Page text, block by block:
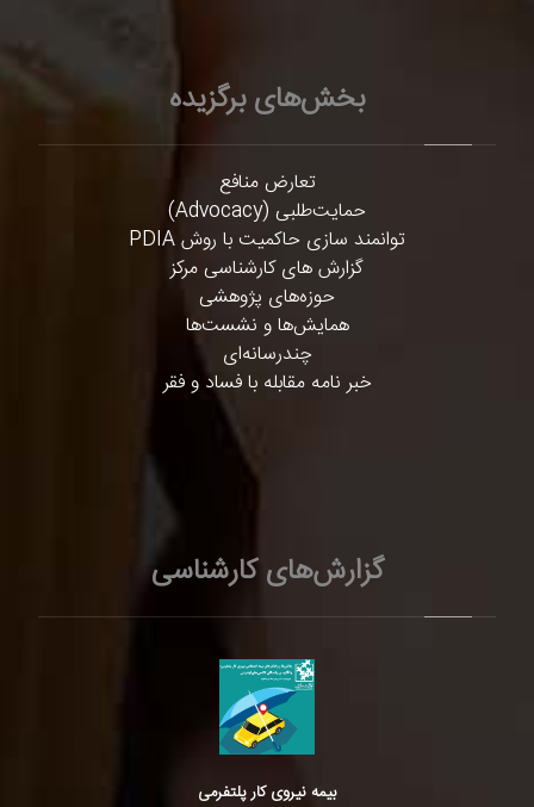
بخش‌های برگزیده
تعارض منافع
حمایت‌طلبی (Advocacy)
توانمند سازی حاکمیت با روش PDIA
گزارش های کارشناسی مرکز
حوزه‌های پژوهشی
همایش‌ها و نشست‌ها
چندرسانه‌ای
خبر نامه مقابله با فساد و فقر
گزارش‌های کارشناسی
بیمه نیروی کار پلتفرمی